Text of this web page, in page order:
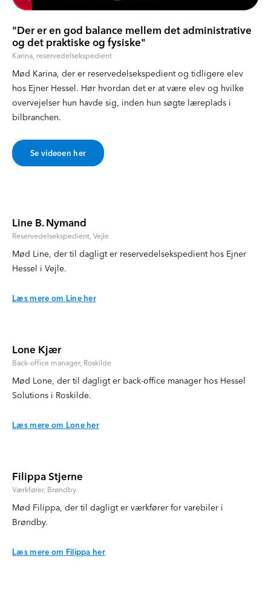
"Der er en god balance mellem det administrative
og det praktiske og fysiske"
Karina, reservedelsekspedient
Mød Karina, der er reservedelsekspedient og tidligere elev
hos Ejner Hessel. Hør hvordan det er at være elev og hvilke
overvejelser hun havde sig, inden hun søgte læreplads i
bilbranchen.
Se videoen her
Line B. Nymand
Reservedelsekspedient, Vejle
Mød Line, der til dagligt er reservedelsekspedient hos Ejner
Hessel i Vejle.
Læs mere om Line her
Lone Kjær
Back-office manager, Roskilde
Mød Lone, der til dagligt er back-office manager hos Hessel
Solutions i Roskilde.
Læs mere om Lone her
Filippa Stjerne
Værkfører, Brøndby
Mød Filippa, der til dagligt er værkfører for varebiler i
Brøndby.
Læs mere om Filippa her